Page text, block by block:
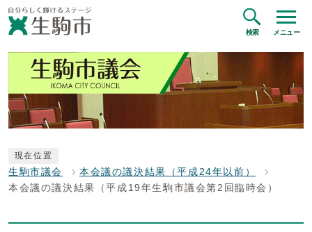
検索 メニュー
現在位置
生駒市議会
本会議の議決結果（平成24年以前）
本会議の議決結果（平成19年生駒市議会第2回臨時会）